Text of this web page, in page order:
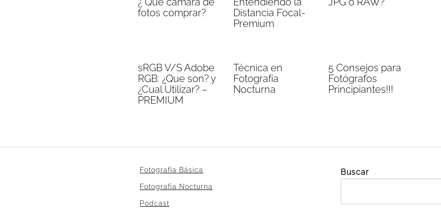
fotos comprar?
Distancia Focal-
Premium
sRGB V/S Adobe
RGB: ¿Que son? y
¿Cual Utilizar? –
PREMIUM
Técnica en
Fotografía
Nocturna
5 Consejos para
Fotógrafos
Principiantes!!!
Fotografia Básica
Fotografia Nocturna
Podcast
Buscar